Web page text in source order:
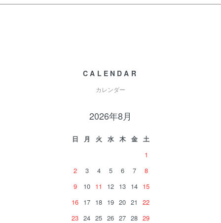
CALENDAR
カレンダー
2026年8月
日 月 火 水 木 金
土
1
2
3 4 5 6 7
8
9
10 11 12 13 14 15
16 17 18 19 20 21
22
23 24 25 26 27 28 29